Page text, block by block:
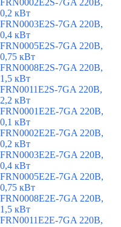
FRN0002E2S-7GA 220В,
0,2 кВт
FRN0003E2S-7GA 220В,
0,4 кВт
FRN0005E2S-7GA 220В,
0,75 кВт
FRN0008E2S-7GA 220В,
1,5 кВт
FRN0011E2S-7GA 220В,
2,2 кВт
FRN0001E2E-7GA 220В,
0,1 кВт
FRN0002E2E-7GA 220В,
0,2 кВт
FRN0003E2E-7GA 220В,
0,4 кВт
FRN0005E2E-7GA 220В,
0,75 кВт
FRN0008E2E-7GA 220В,
1,5 кВт
FRN0011E2E-7GA 220В,